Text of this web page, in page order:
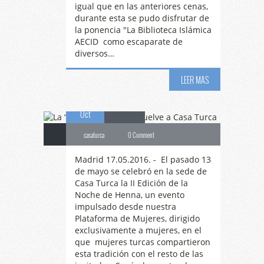
igual que en las anteriores cenas,
durante esta se pudo disfrutar de
la ponencia "La Biblioteca Islámica
AECID como escaparate de
diversos…
LEER MAS
Oct
La“Noche de
Henna” vuelve a Casa
casaturca 0 Comment
Madrid 17.05.2016. - El pasado 13
de mayo se celebró en la sede de
Casa Turca la II Edición de la
Noche de Henna, un evento
impulsado desde nuestra
Plataforma de Mujeres, dirigido
exclusivamente a mujeres, en el
que mujeres turcas compartieron
esta tradición con el resto de las